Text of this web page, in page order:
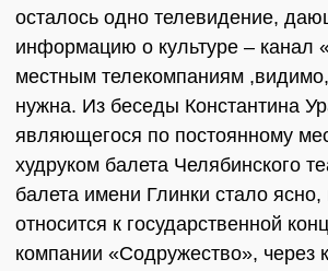
осталось одно телевидение,
информацию о культуре – канал
местным телекомпаниям
нужна. Из беседы Константина
являющегося по постоянному
худруком балета Челябинского
балета имени Глинки стало ясно,
относится к государственной
компании «Содружество», через